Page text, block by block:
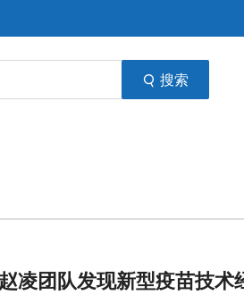
搜索
凌团队发现新型疫苗技术